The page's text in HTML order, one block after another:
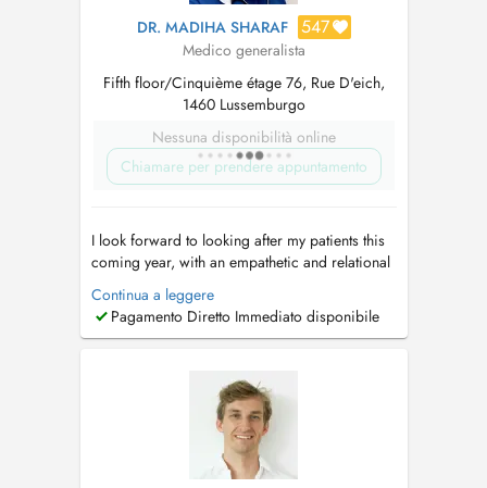
DR. MADIHA SHARAF 547
Medico generalista
Fifth floor/Cinquième étage 76, Rue D'eich,
1460 Lussemburgo
Nessuna disponibilità online
Chiamare per prendere appuntamento
I look forward to looking after my patients this
coming year, with an empathetic and relational
approach. I am keen on evidence-based and
experiential strategies and keep an open mind
with regards to healing. As your doctor I am
Continua a leggere
Pagamento Diretto Immediato disponibile